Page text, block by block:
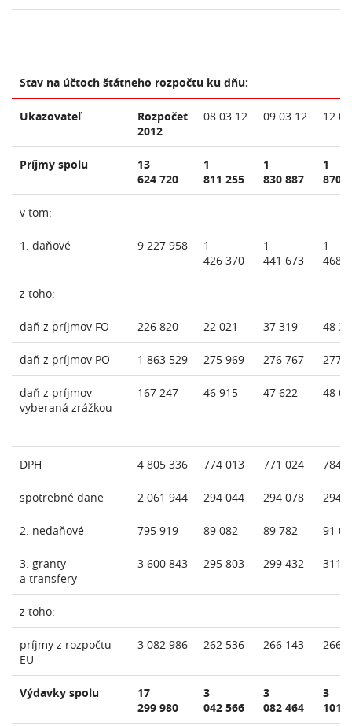
Stav na účtoch štátneho rozpočtu ku dňu:
Ukazovateľ
Rozpočet
2012
08.03.12 09.03.12
Príjmy spolu
13
624 720
1
811 255
1
830 887
1
870
v tom:
1. daňové 9 227 958
1
426 370
1
441 673
1
468
z toho:
daň z príjmov FO 226 820 22 021 37 319 48
daň z príjmov PO 1 863 529 275 969 276 767 277
daň z príjmov
vyberaná zrážkou
167 247 46 915 47 622 48
DPH 4 805 336 774 013 771 024 784
spotrebné dane 2 061 944 294 044 294 078 294
2. nedaňové 795 919 89 082 89 782 91
3. granty
a transfery
3 600 843 295 803 299 432 311
z toho:
príjmy z rozpočtu
EU
3 082 986 262 536 266 143 266
Výdavky spolu
17
299 980
3
042 566
3
082 464
3
101